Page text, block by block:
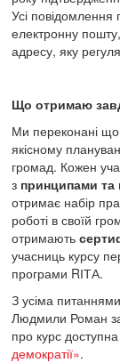
Усі
електронну
адресу, яку
Що отримаю
Ми переконані
якісному
громад. Кожен
з принципами та
отримає набір
роботі в своїй
отримають
учасниць курсу
програми RІТА.
З усіма
Людмили Роман
про курс
демократії».